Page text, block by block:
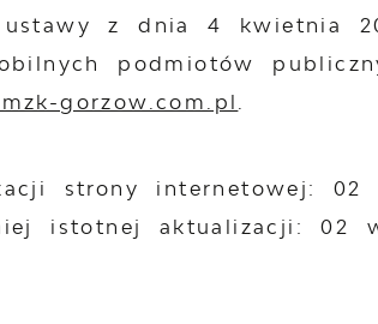
ustawy z dnia 4 kwietnia
podmiotów
gorzow.com.pl
strony internetowej:02
istotnej aktualizacji:02